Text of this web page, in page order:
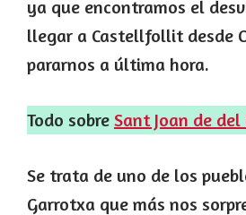
ya que encontramos el
llegar a Castellfollit desde
pararnos a última hora.
Todo sobre Sant Joan de del
Se trata de uno de los
Garrotxa que más nos